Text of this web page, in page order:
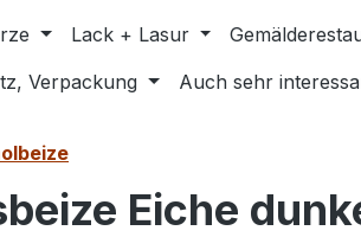
Lack + Lasur
Verpackung
Auch sehr
Eiche